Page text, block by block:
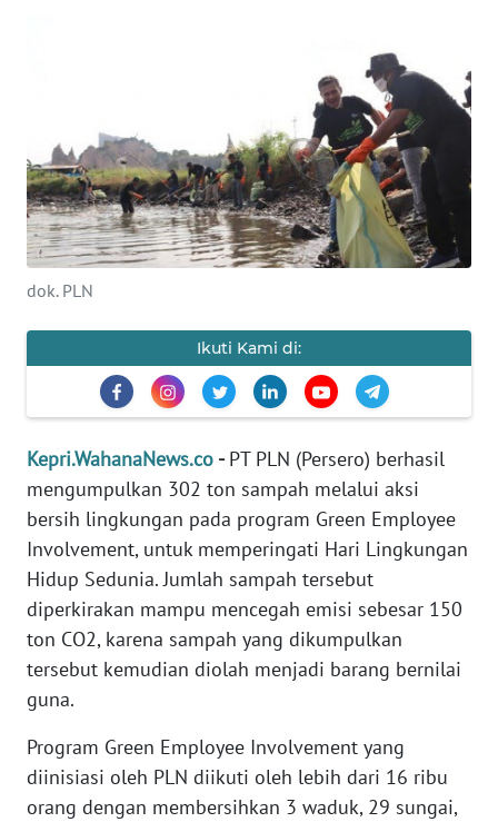
dok. PLN
Ikuti Kami di:
Kepri.WahanaNews.co -PT PLN (Persero) berhasil
mengumpulkan 302 ton sampah melalui aksi
bersih lingkungan pada program Green Employee
Involvement, untuk memperingati Hari Lingkungan
Hidup Sedunia. Jumlah sampah tersebut
diperkirakan mampu mencegah emisi sebesar 150
ton CO2, karena sampah yang dikumpulkan
tersebut kemudian diolah menjadi barang bernilai
guna.
Program Green Employee Involvement yang
diinisiasi oleh PLN diikuti oleh lebih dari 16 ribu
orang dengan membersihkan 3 waduk, 29 sungai,
NATUNA
BINTAN
Informasi
BERITA
KONTAK
IKLAN
TENTANG
KAMI
PEDOMAN
MEDIA
SIBER
REDAKSI